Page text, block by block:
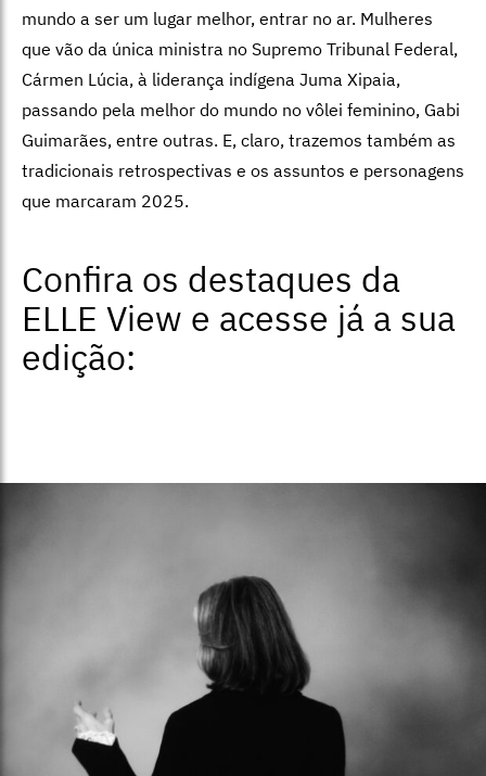
mundo a ser um lugar melhor, entrar no ar. Mulheres
que vão da única ministra no Supremo Tribunal Federal,
Cármen Lúcia, à liderança indígena Juma Xipaia,
passando pela melhor do mundo no vôlei feminino, Gabi
Guimarães, entre outras. E, claro, trazemos também as
tradicionais retrospectivas e os assuntos e personagens
que marcaram 2025.
Confira os destaques da
ELLE View e acesse já a sua
edição: